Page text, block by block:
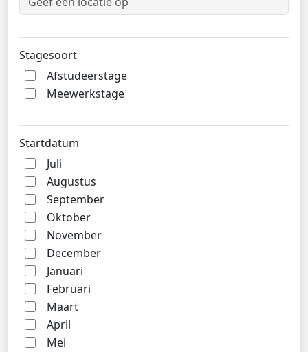
Stagesoort
Afstudeerstage
Meewerkstage
Startdatum
Juli
Augustus
September
Oktober
November
December
Januari
Februari
Maart
April
Mei